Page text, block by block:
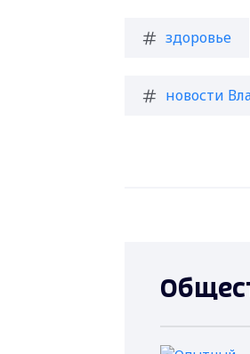
здоровье
новости